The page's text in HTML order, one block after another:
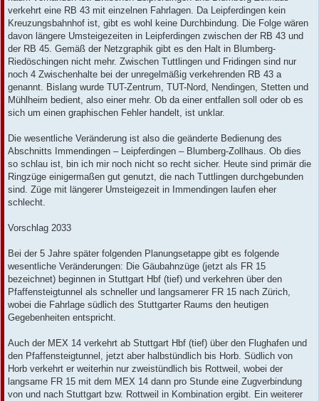
verkehrt eine RB 43 mit einzelnen Fahrlagen. Da Leipferdingen kein
Kreuzungsbahnhof ist, gibt es wohl keine Durchbindung. Die Folge wären
davon längere Umsteigezeiten in Leipferdingen zwischen der RB 43 und
der RB 45. Gemäß der Netzgraphik gibt es den Halt in Blumberg-
Riedöschingen nicht mehr. Zwischen Tuttlingen und Fridingen sind nur
noch 4 Zwischenhalte bei der unregelmäßig verkehrenden RB 43 a
genannt. Bislang wurde TUT-Zentrum, TUT-Nord, Nendingen, Stetten und
Mühlheim bedient, also einer mehr. Ob da einer entfallen soll oder ob es
sich um einen graphischen Fehler handelt, ist unklar.
Die wesentliche Veränderung ist also die geänderte Bedienung des
Abschnitts Immendingen – Leipferdingen – Blumberg-Zollhaus. Ob dies
so schlau ist, bin ich mir noch nicht so recht sicher. Heute sind primär die
Ringzüge einigermaßen gut genutzt, die nach Tuttlingen durchgebunden
sind. Züge mit längerer Umsteigezeit in Immendingen laufen eher
schlecht.
Vorschlag 2033
Bei der 5 Jahre später folgenden Planungsetappe gibt es folgende
wesentliche Veränderungen: Die Gäubahnzüge (jetzt als FR 15
bezeichnet) beginnen in Stuttgart Hbf (tief) und verkehren über den
Pfaffensteigtunnel als schneller und langsamerer FR 15 nach Zürich,
wobei die Fahrlage südlich des Stuttgarter Raums den heutigen
Gegebenheiten entspricht.
Auch der MEX 14 verkehrt ab Stuttgart Hbf (tief) über den Flughafen und
den Pfaffensteigtunnel, jetzt aber halbstündlich bis Horb. Südlich von
Horb verkehrt er weiterhin nur zweistündlich bis Rottweil, wobei der
langsame FR 15 mit dem MEX 14 dann pro Stunde eine Zugverbindung
von und nach Stuttgart bzw. Rottweil in Kombination ergibt. Ein weiterer